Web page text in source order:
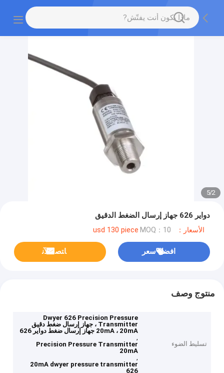
2
/
5
دواير 626 جهاز إرسال الضغط الدقيق
الأسعار：usd 130 piece MOQ：10
افضل سعر ﺎﺘﺼﻟ ﺍﻶﻧ
منتوج وصف
تسليط الضوء
Dwyer 626 Precision Pressure
Transmitter ، جهاز إرسال ضغط دقيق
20mA ، 20mA جهاز إرسال ضغط دواير 626
,
Precision Pressure Transmitter
20mA
,
20mA dwyer pressure transmitter
626